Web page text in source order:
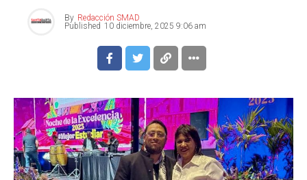
By Redacción SMAD
Published 10 diciembre, 2025 9:06 am